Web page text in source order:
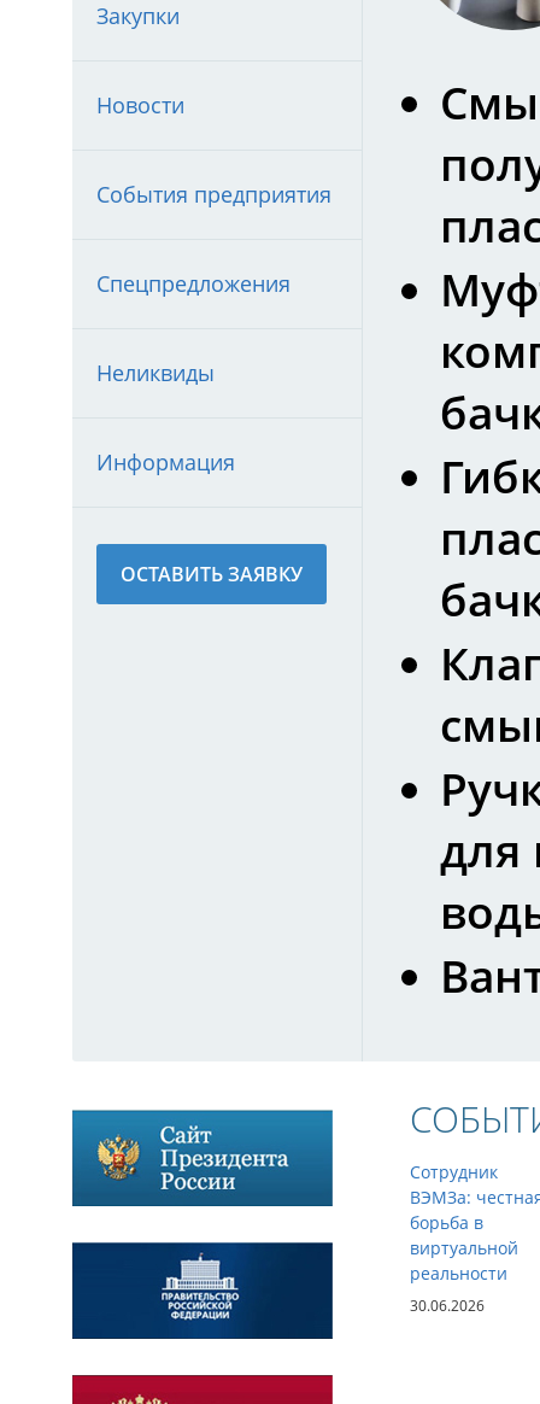
Закупки
Новости
События предприятия
Спецпредложения
Неликвиды
Информация
ОСТАВИТЬ ЗАЯВКУ
для
Сотрудник
ВЭМЗа:
борьба в
виртуальной
реальности
30.06.2026